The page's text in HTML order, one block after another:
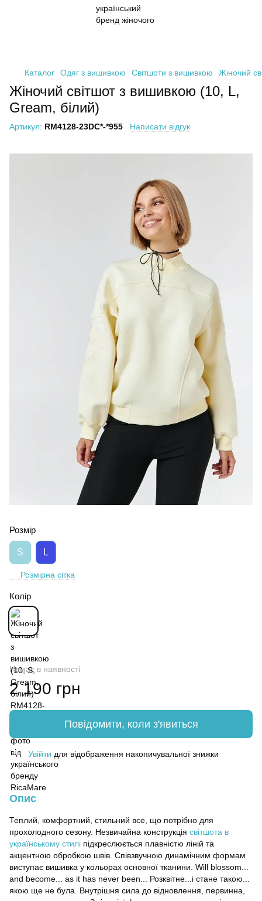
Каталог Одяг з вишивкою Світшоти з вишивкою Жіночий
Жіночий світшот з вишивкою (10, L,
Gream, білий)
Артикул: RM4128-23DC*-*955 Написати відгук
Розмір
S L
Розмірна сітка
Колір
Немає в наявності
2 190 грн
Повідомити, коли з'явиться
% Увійти для відображення накопичувальної знижки
Опис
Теплий, комфортний, стильний все, що потрібно для
прохолодного сезону. Незвичайна конструкція світшота в
українському стилі підкреслюється плавністю ліній та
акцентною обробкою швів. Співзвучною динамічним формам
виступає вишивка у кольорах основної тканини. Will blossom...
and become... as it has never been... Розквітне...і стане такою...
якою ще не була. Внутрішня сила до відновлення, первинна,